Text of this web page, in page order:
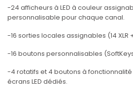
-24 afficheurs à LED à couleur
personnalisable pour chaque canal.
-16 sorties locales assignables (14 XLR
-16 boutons personnalisables
-4 rotatifs et 4 boutons à
écrans LED dédiés.